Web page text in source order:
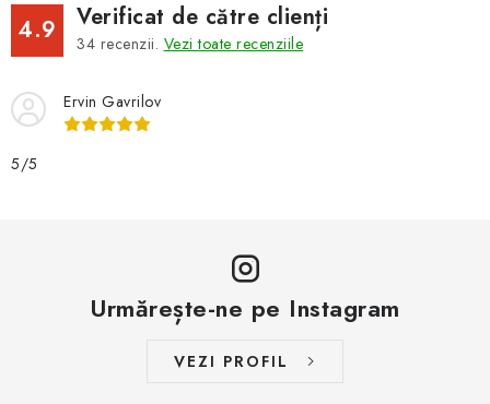
4.9 Verificat de către clienți
34 recenzii. Vezi toate recenziile
Ervin Gavrilov
5/5
Urmărește-ne pe Instagram
VEZI PROFIL